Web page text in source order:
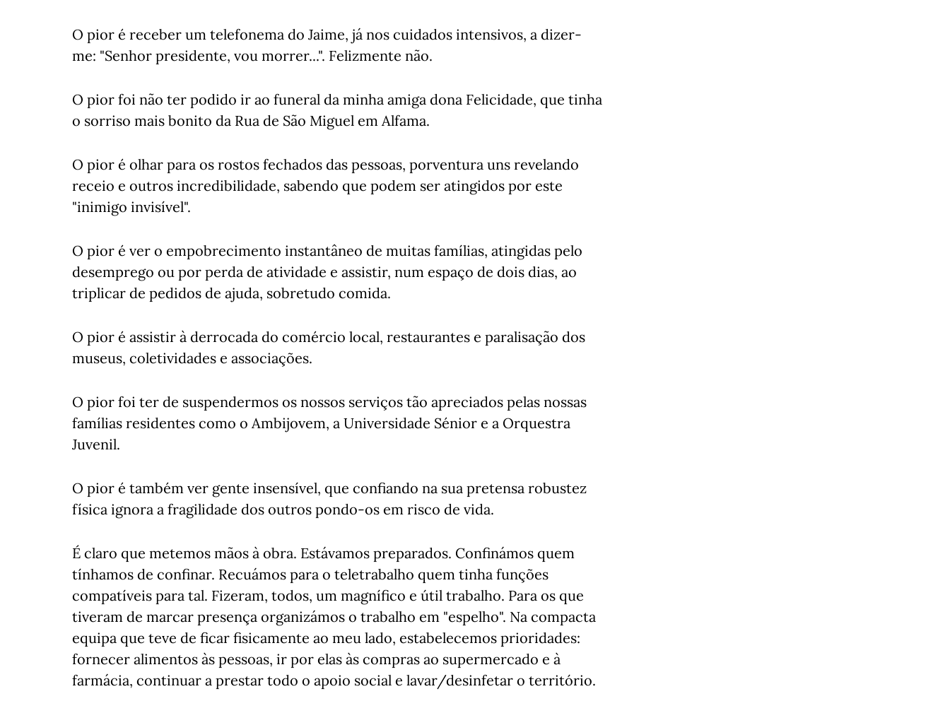
O pior é receber um telefonema do Jaime, já nos cuidados intensivos, a dizer-
me: "Senhor presidente, vou morrer...". Felizmente não.
O pior foi não ter podido ir ao funeral da minha amiga dona Felicidade, que tinha
o sorriso mais bonito da Rua de São Miguel em Alfama.
O pior é olhar para os rostos fechados das pessoas, porventura uns revelando
receio e outros incredibilidade, sabendo que podem ser atingidos por este
"inimigo invisível".
O pior é ver o empobrecimento instantâneo de muitas famílias, atingidas pelo
desemprego ou por perda de atividade e assistir, num espaço de dois dias, ao
triplicar de pedidos de ajuda, sobretudo comida.
O pior é assistir à derrocada do comércio local, restaurantes e paralisação dos
museus, coletividades e associações.
O pior foi ter de suspendermos os nossos serviços tão apreciados pelas nossas
famílias residentes como o Ambijovem, a Universidade Sénior e a Orquestra
Juvenil.
O pior é também ver gente insensível, que confiando na sua pretensa robustez
física ignora a fragilidade dos outros pondo-os em risco de vida.
É claro que metemos mãos à obra. Estávamos preparados. Confinámos quem
tínhamos de confinar. Recuámos para o teletrabalho quem tinha funções
compatíveis para tal. Fizeram, todos, um magnífico e útil trabalho. Para os que
tiveram de marcar presença organizámos o trabalho em "espelho". Na compacta
equipa que teve de ficar fisicamente ao meu lado, estabelecemos prioridades:
fornecer alimentos às pessoas, ir por elas às compras ao supermercado e à
farmácia, continuar a prestar todo o apoio social e lavar/desinfetar o território.